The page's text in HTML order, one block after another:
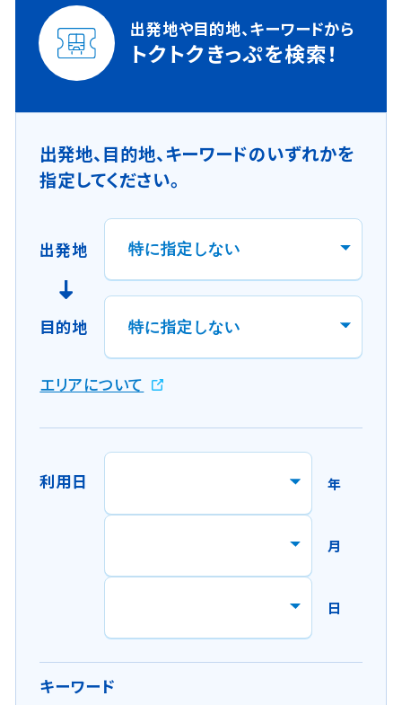
出発地や目的地、キーワードから
トクトクきっぷを検索！
出発地、目的地、キーワードのいずれかを
指定してください。
出発地
目的地
新
ウ
ン
ド
エリアについて
利用日 年
月
日
キーワード